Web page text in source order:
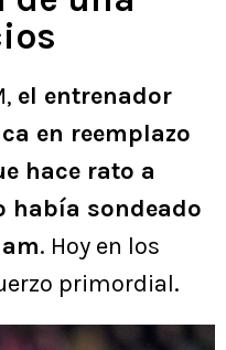
el entrenador
en reemplazo
hace rato a
había sondeado
. Hoy en los
primordial.